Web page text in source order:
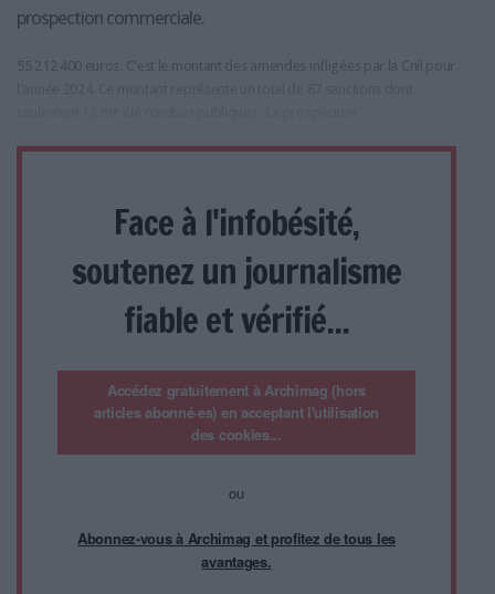
prospection commerciale.
55 212 400 euros. C'est le montant des amendes infligées par la Cnil pour
Face à l'infobésité,
soutenez un journalisme
fiable et vérifié...
Accédez gratuitement à Archimag (hors
articles abonné·es) en acceptant l'utilisation
des cookies...
ou
Abonnez-vous à Archimag et profitez de tous les
avantages.